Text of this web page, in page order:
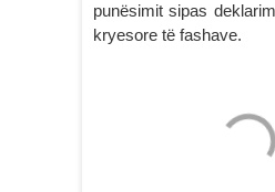
punësimit sipas
kryesore të fashave.